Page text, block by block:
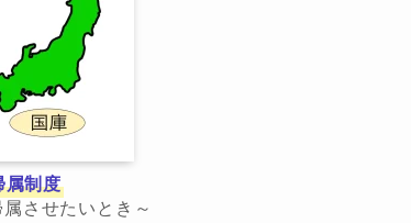
属制度
させたいとき～